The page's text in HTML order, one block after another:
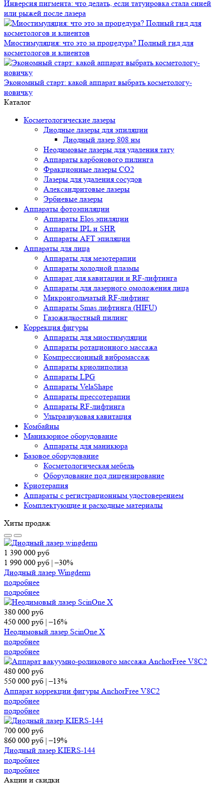
Инверсия пигмента: что делать, если татуировка стала синей
или рыжей после лазера
Миостимуляция: что это за процедура? Полный гид для
косметологов и клиентов
Экономный старт: какой аппарат выбрать косметологу-
новичку
Каталог
Косметологические лазеры
Диодные лазеры для эпиляции
Диодный лазер 808 нм
Неодимовые лазеры для удаления тату
Аппараты карбонового пилинга
Фракционные лазеры CO2
Лазеры для удаления сосудов
Александритовые лазеры
Эрбиевые лазеры
Аппараты фотоэпиляции
Аппараты Elos эпиляции
Аппараты IPL и SHR
Аппараты AFT эпиляции
Аппараты для лица
Аппараты для мезотерапии
Аппараты холодной плазмы
Аппарат для кавитации и RF-лифтинга
Аппараты для лазерного омоложения лица
Микроигольчатый RF-лифтинг
Аппараты Smas лифтинга (HIFU)
Газожидкостный пилинг
Коррекция фигуры
Аппараты для миостимуляции
Аппараты ротационного массажа
Компрессионный вибромассаж
Аппараты криолиполиза
Аппараты LPG
Аппараты VelaShape
Аппараты прессотерапии
Аппараты RF-лифтинга
Ультразвуковая кавитация
Комбайны
Маникюрное оборудование
Аппараты для маникюра
Базовое оборудование
Косметологическая мебель
Оборудование под лицензирование
Криотерапия
Аппараты c регистрационным удостоверением
Комплектующие и расходные материалы
Хиты продаж
1 390 000 руб
1 990 000 руб |–30%
Диодный лазер Wingderm
подробнее
подробнее
380 000 руб
450 000 руб |–16%
Неодимовый лазер ScinOne X
подробнее
подробнее
480 000 руб
550 000 руб |–13%
Аппарат коррекции фигуры AnchorFree V8C2
подробнее
подробнее
700 000 руб
860 000 руб |–19%
Диодный лазер KIERS-144
подробнее
подробнее
Акции и скидки